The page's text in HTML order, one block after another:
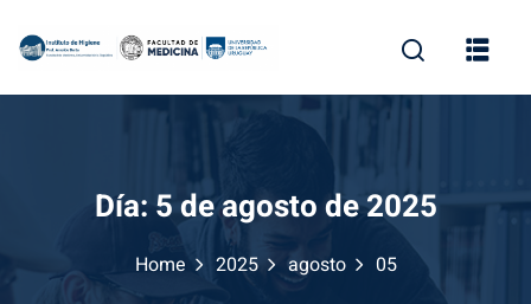
Día: 5 de agosto de 2025
Home 2025 agosto 05